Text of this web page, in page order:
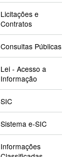
Licitações e
Contratos
Consultas Públicas
Lei - Acesso a
Informação
SIC
Sistema e-SIC
Informações